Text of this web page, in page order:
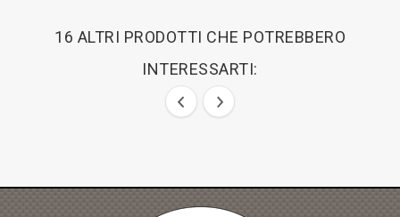
16 ALTRI PRODOTTI CHE POTREBBERO
INTERESSARTI: